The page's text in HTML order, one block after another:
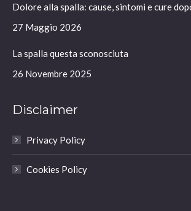
new
window
new
window
new
window
new
window
Dolore alla spalla: cause, sintomi e cure
27 Maggio 2026
La spalla questa sconosciuta
26 Novembre 2025
Disclaimer
Privacy Policy
Cookies Policy